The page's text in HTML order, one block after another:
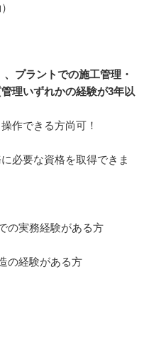
プラントでの施工管理・
理いずれかの経験が3年以
作できる方尚可！
必要な資格を取得できま
の実務経験がある方
の経験がある方